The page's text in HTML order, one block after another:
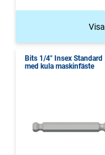
Visa
Bits 1/4" Insex Standard
med kula maskinfäste